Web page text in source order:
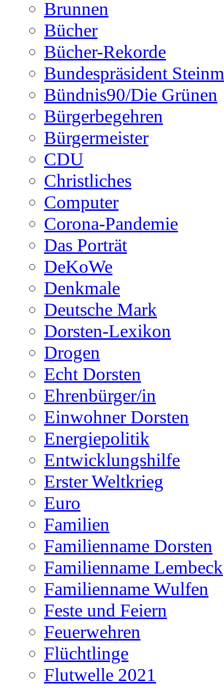
Brunnen
Bücher
Bücher-Rekorde
Bundespräsident
Bündnis90/Die Grünen
Bürgerbegehren
Bürgermeister
CDU
Christliches
Computer
Corona-Pandemie
Das Porträt
DeKoWe
Denkmale
Deutsche Mark
Dorsten-Lexikon
Drogen
Echt Dorsten
Ehrenbürger/in
Einwohner Dorsten
Energiepolitik
Entwicklungshilfe
Erster Weltkrieg
Euro
Familien
Familienname Dorsten
Familienname Lembeck
Familienname Wulfen
Feste und Feiern
Feuerwehren
Flüchtlinge
Flutwelle 2021